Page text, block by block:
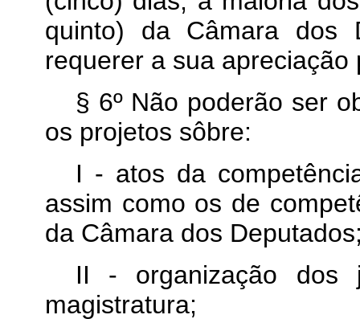
quinto) da Câmara dos
requerer a sua apreciação
§ 6º Não poderão ser
os projetos sôbre:
I - atos da
assim como os de
da Câmara dos
II - organização dos
magistratura;